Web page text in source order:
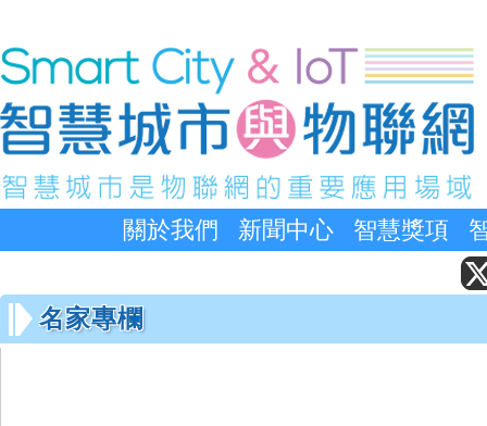
關於我們 新聞中心 智慧獎項
名家專欄